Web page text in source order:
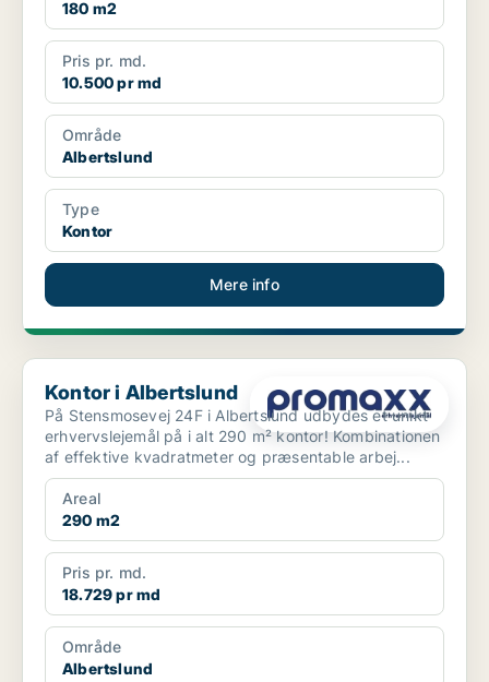
180 m2
Pris pr. md.
10.500 pr md
Område
Albertslund
Type
Kontor
Mere info
Kontor i Albertslund
Kontor i Albertslund
På Stensmosevej 24F i Albertslund udbydes et unikt
erhvervslejemål på i alt 290 m² kontor! Kombinationen
af effektive kvadratmeter og præsentable arbej...
Areal
290 m2
Pris pr. md.
18.729 pr md
Område
Albertslund